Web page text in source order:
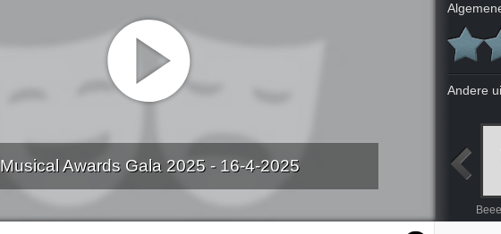
Musical Awards Gala 2025 - 16-4-2025
Andere